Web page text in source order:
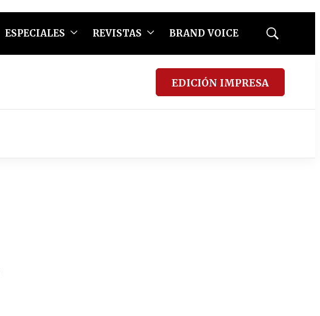
ESPECIALES REVISTAS BRAND VOICE
Mostrar
EDICIÓN IMPRESA